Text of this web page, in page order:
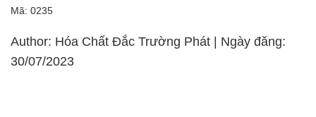
Mã: 0235
Author: Hóa Chất Đắc Trường Phát | Ngày đăng:
30/07/2023